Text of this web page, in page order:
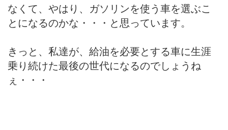
なくて、やはり、ガソリンを使う車を選ぶこ
とになるのかな・・・と思っています。
きっと、私達が、給油を必要とする車に生涯
乗り続けた最後の世代になるのでしょうね
ぇ・・・